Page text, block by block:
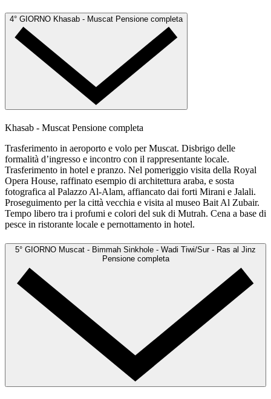
4° GIORNO Khasab - Muscat Pensione completa
Khasab - Muscat Pensione completa
Trasferimento in aeroporto e volo per Muscat. Disbrigo delle
formalità d’ingresso e incontro con il rappresentante locale.
Trasferimento in hotel e pranzo. Nel pomeriggio visita della Royal
Opera House, raffinato esempio di architettura araba, e sosta
fotografica al Palazzo Al-Alam, affiancato dai forti Mirani e Jalali.
Proseguimento per la città vecchia e visita al museo Bait Al Zubair.
Tempo libero tra i profumi e colori del suk di Mutrah. Cena a base di
pesce in ristorante locale e pernottamento in hotel.
5° GIORNO Muscat - Bimmah Sinkhole - Wadi Tiwi/Sur - Ras al Jinz
Pensione completa